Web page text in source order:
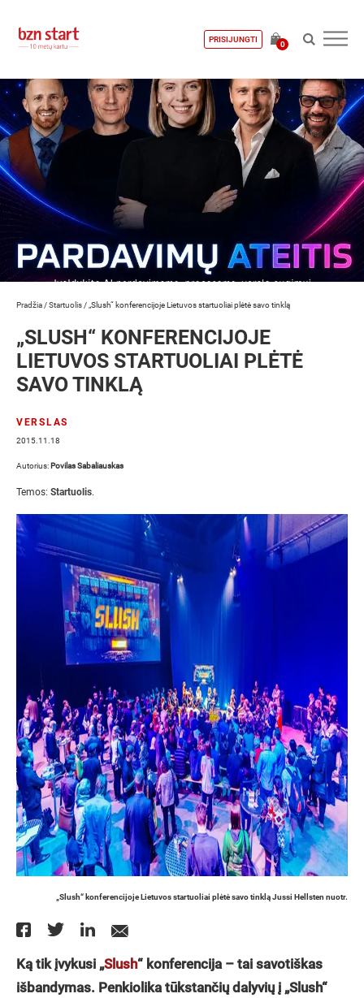
PRISIJUNGTI
0
Pradžia /Startuolis / „Slush“ konferencijoje Lietuvos startuoliai plėtė savo tinklą
„SLUSH“ KONFERENCIJOJE
LIETUVOS STARTUOLIAI PLĖTĖ
SAVO TINKLĄ
VERSLAS
2015.11.18
Autorius: Povilas Sabaliauskas
Temos: Startuolis.
„Slush“ konferencijoje Lietuvos startuoliai plėtė savo tinklą Jussi Hellsten nuotr.
Ką tik įvykusi „Slush“ konferencija – tai savotiškas
išbandymas. Penkiolika tūkstančių dalyvių į „Slush“